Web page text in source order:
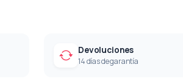
Devoluciones
14 días de garantía